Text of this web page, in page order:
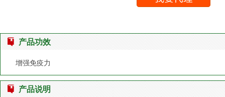
产品功效
增强免疫力
产品说明